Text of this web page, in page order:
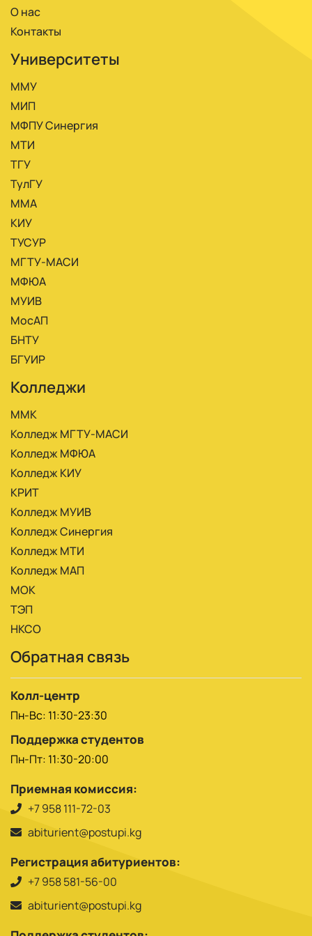
О нас
Контакты
Университеты
ММУ
МИП
МФПУ Синергия
МТИ
ТГУ
ТулГУ
ММА
КИУ
ТУСУР
МГТУ-МАСИ
МФЮА
МУИВ
МосАП
БНТУ
БГУИР
Колледжи
ММК
Колледж МГТУ-МАСИ
Колледж МФЮА
Колледж КИУ
КРИТ
Колледж МУИВ
Колледж Синергия
Колледж МТИ
Колледж МАП
МОК
ТЭП
НКСО
Обратная связь
Колл-центр
Пн-Вс: 11:30-23:30
Поддержка студентов
Пн-Пт: 11:30-20:00
Приемная комиссия:
+7 958 111-72-03
abiturient@postupi.kg
Регистрация абитуриентов:
+7 958 581-56-00
abiturient@postupi.kg